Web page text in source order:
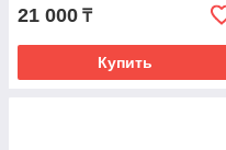
21 000 ₸
Купить